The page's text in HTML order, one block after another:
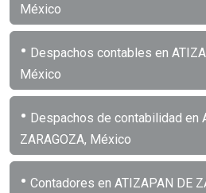
México
• Despachos contables en
México
• Despachos de contabilidad en
ZARAGOZA, México
• Contadores en ATIZAPAN DE